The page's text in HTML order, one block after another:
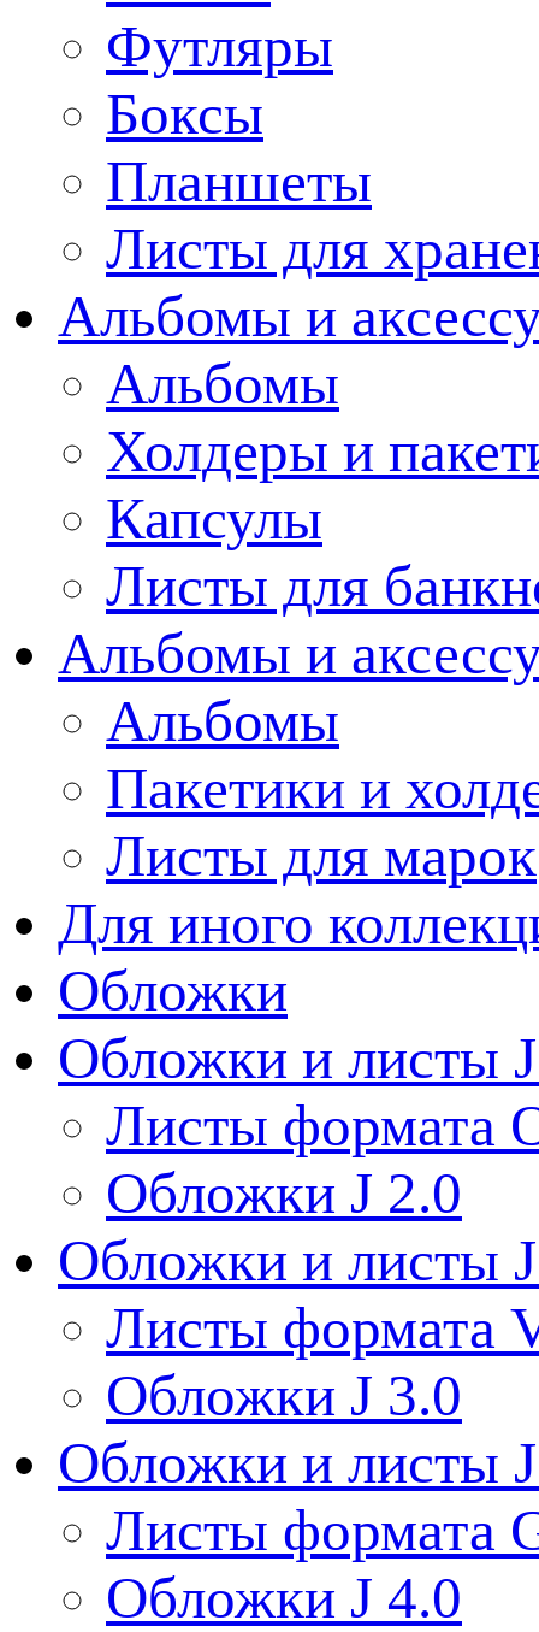
Футляры
Боксы
Планшеты
Листы для
Альбомы и
Альбомы
Холдеры и
Капсулы
Листы для
Альбомы и
Альбомы
Пакетики и
Листы для марок
Для иного
Обложки
Обложки и листы
Листы формата
Обложки J 2.0
Обложки и листы
Листы формата
Обложки J 3.0
Обложки и листы
Листы формата
Обложки J 4.0